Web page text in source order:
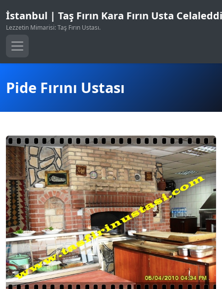
İstanbul | Taş Fırın Kara Fırın Usta
Lezzetin Mimarisi: Taş Fırın Ustası.
Pide Fırını Ustası